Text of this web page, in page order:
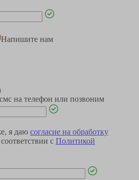
Напишите нам
на телефон или позвоним
я даю согласие на обработку
с Политикой